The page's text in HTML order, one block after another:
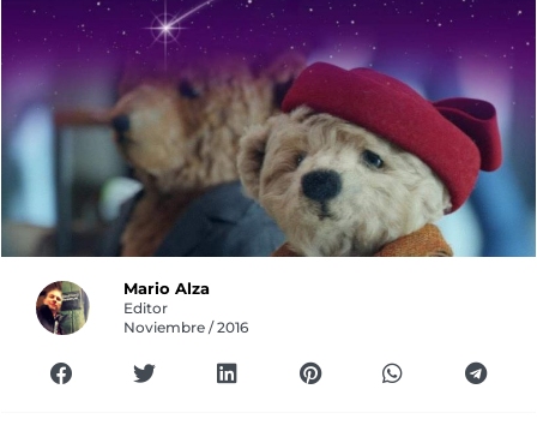
Mario Alza
Editor
Noviembre / 2016